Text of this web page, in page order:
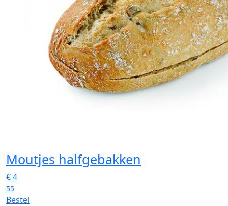
Moutjes halfgebakken
€4
55
Bestel